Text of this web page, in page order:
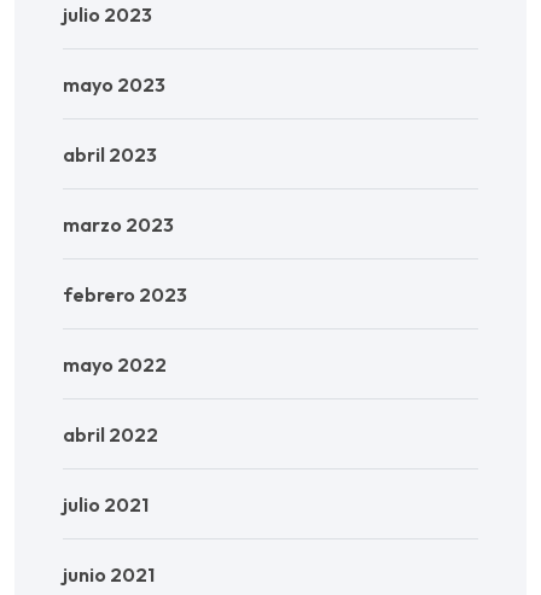
julio 2023
mayo 2023
abril 2023
marzo 2023
febrero 2023
mayo 2022
abril 2022
julio 2021
junio 2021